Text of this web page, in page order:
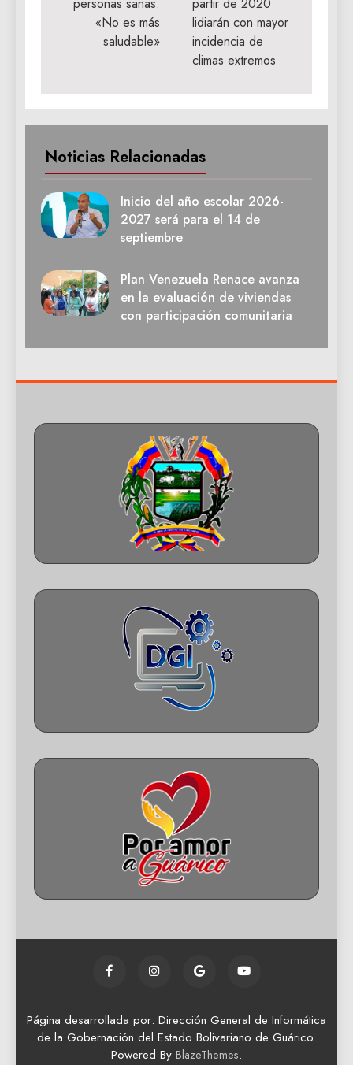
entradas
personas sanas:
«No es más
saludable»
partir de 2020
lidiarán con mayor
incidencia de
climas extremos
Noticias Relacionadas
Inicio del año escolar 2026-
2027 será para el 14 de
septiembre
Plan Venezuela Renace avanza
en la evaluación de viviendas
con participación comunitaria
Página desarrollada por: Dirección General de Informática
de la Gobernación del Estado Bolivariano de Guárico.
Powered By BlazeThemes.